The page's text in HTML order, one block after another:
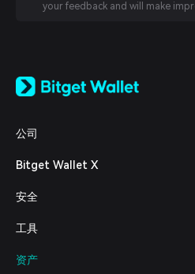
your feedback and will make
日本語
Español (Latinoamérica)
Italiano
Deutsch
繁體中文
Bahasa Indonesia
公司
Bitget Wallet X
安全
工具
资产